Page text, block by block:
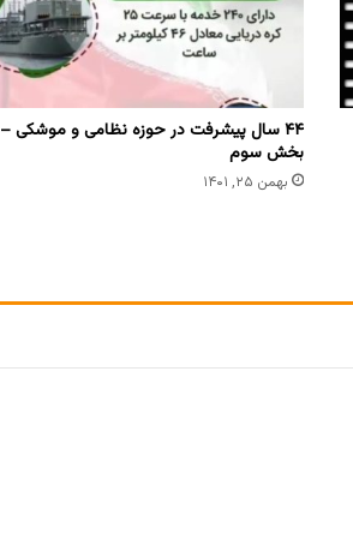
۴۴ سال پیشرفت در حوزه نظامی و موشکی –
بخش سوم
بهمن ۲۵, ۱۴۰۱